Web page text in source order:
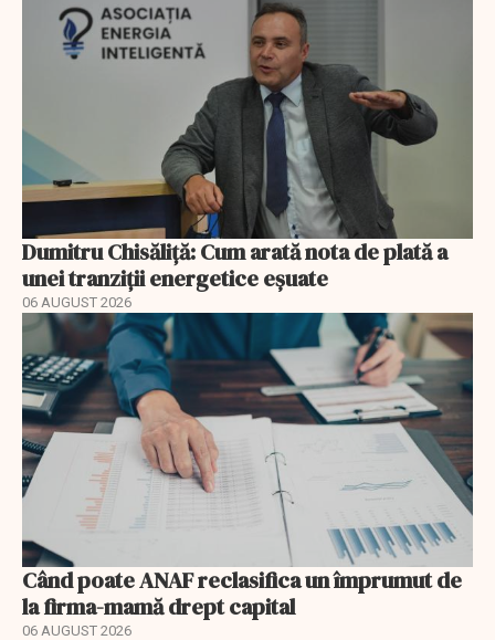
Dumitru Chisăliță: Cum arată nota de plată a
unei tranziții energetice eșuate
06 AUGUST 2026
Când poate ANAF reclasifica un împrumut de
la firma-mamă drept capital
06 AUGUST 2026